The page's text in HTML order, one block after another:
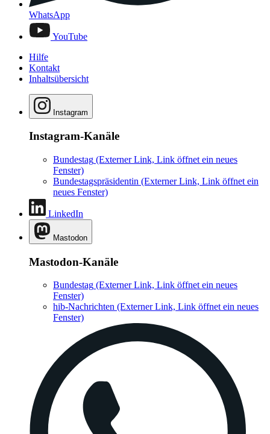
WhatsApp
YouTube
Hilfe
Kontakt
Inhaltsübersicht
Instagram
Instagram-Kanäle
Bundestag (Externer Link, Link öffnet ein neues
Fenster)
Bundestagspräsidentin (Externer Link, Link öffnet ein
neues Fenster)
LinkedIn
Mastodon
Mastodon-Kanäle
Bundestag (Externer Link, Link öffnet ein neues
Fenster)
hib-Nachrichten (Externer Link, Link öffnet ein neues
Fenster)